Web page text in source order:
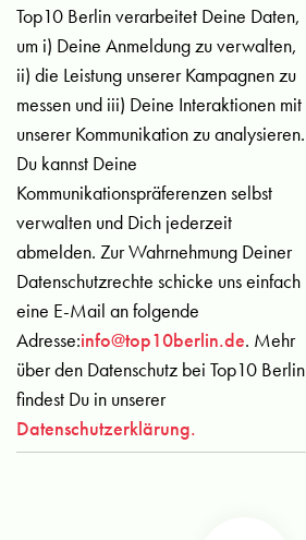
Top10 Berlin verarbeitet Deine Daten,
um i) Deine Anmeldung zu verwalten,
ii) die Leistung unserer Kampagnen zu
messen und iii) Deine Interaktionen mit
unserer Kommunikation zu analysieren.
Du kannst Deine
Kommunikationspräferenzen selbst
verwalten und Dich jederzeit
abmelden. Zur Wahrnehmung Deiner
Datenschutzrechte schicke uns einfach
eine E-Mail an folgende
Adresse:info@top10berlin.de. Mehr
über den Datenschutz bei Top10 Berlin
findest Du in unserer
Datenschutzerklärung.